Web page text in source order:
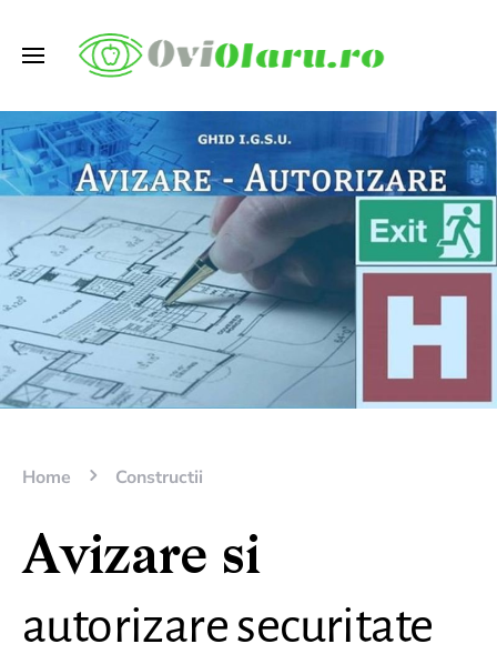
Home Constructii
Avizare si
autorizare securitate